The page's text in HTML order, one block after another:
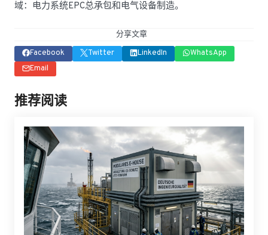
域：电力系统EPC总承包和电气设备制造。
分享文章
Facebook
Twitter LinkedIn
WhatsApp
Email
推荐阅读